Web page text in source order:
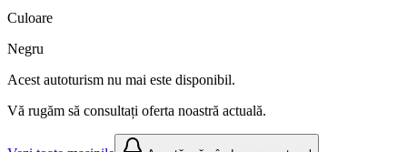
Culoare
Negru
Acest autoturism nu mai este disponibil.
Vă rugăm să consultați oferta noastră actuală.